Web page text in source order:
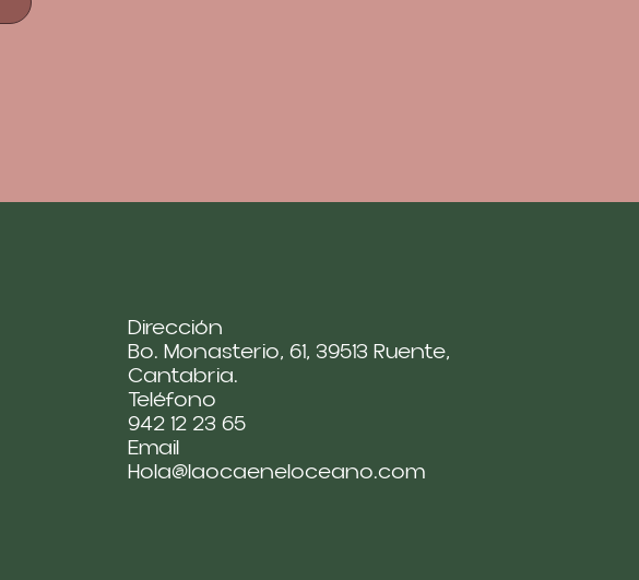
Dirección
Bo. Monasterio, 61, 39513 Ruente,
Cantabria.
Teléfono
942 12 23 65
Email
Hola@laocaeneloceano.com